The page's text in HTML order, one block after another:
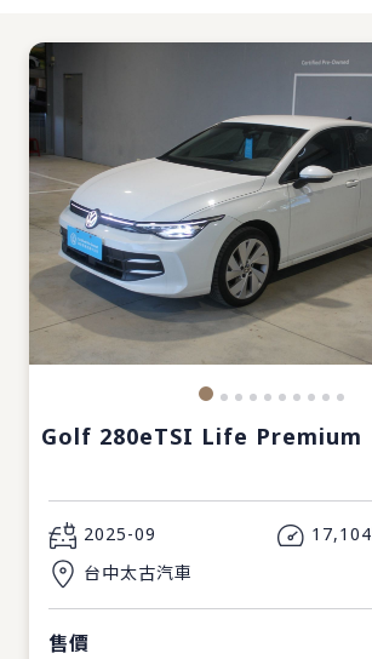
Golf 280eTSI Life Premium
2025-09
台中太古汽車
售價